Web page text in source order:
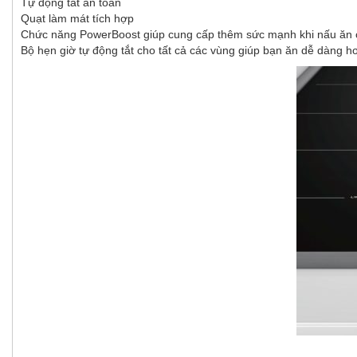
Quạt làm mát tích hợp
Chức năng PowerBoost giúp cung cấp thêm sức mạnh khi nấu
Bộ hẹn giờ tự động tắt cho tất cả các vùng giúp bạn ăn dễ dàng